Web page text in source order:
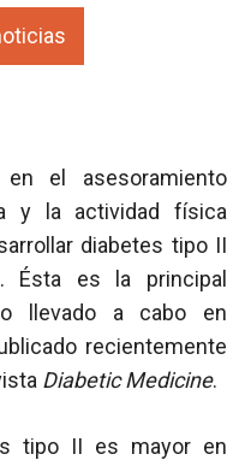
en el asesoramiento
y la actividad física
diabetes tipo II
. Ésta es la principal
llevado a cabo en
recientemente
Diabetic Medicine.
tipo II es mayor en